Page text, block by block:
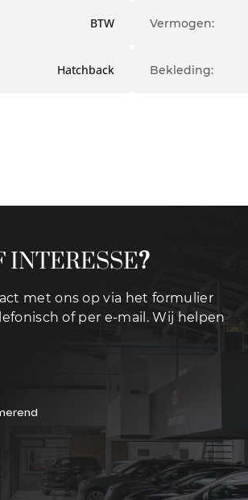
BTW Vermogen:
Hatchback Bekleding:
INTERESSE?
met ons op via het formulier
of per e-mail. Wij helpen